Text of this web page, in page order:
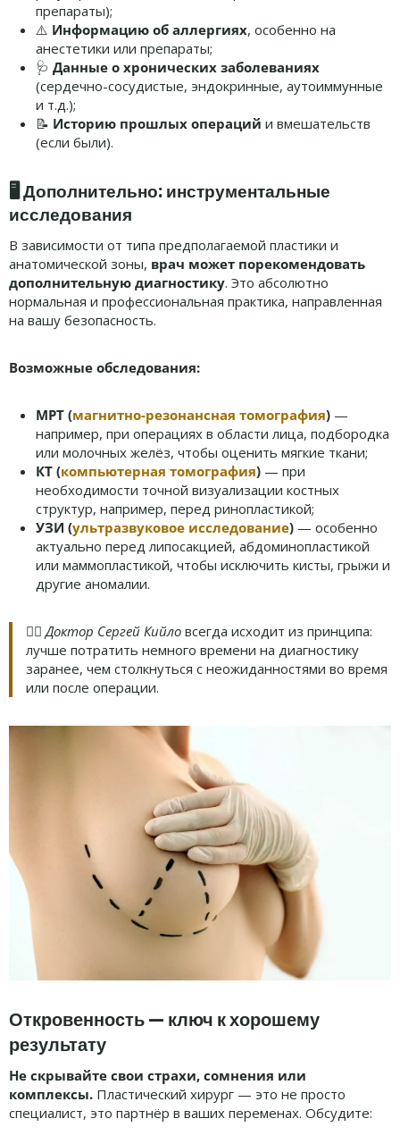
препараты);
⚠️ Информацию об аллергиях, особенно на
анестетики или препараты;
🩺 Данные о хронических заболеваниях
(сердечно-сосудистые, эндокринные, аутоиммунные
и т.д.);
📝 Историю прошлых операций и вмешательств
(если были).
🖥️ Дополнительно: инструментальные
исследования
В зависимости от типа предполагаемой пластики и
анатомической зоны, врач может порекомендовать
дополнительную диагностику. Это абсолютно
нормальная и профессиональная практика, направленная
на вашу безопасность.
Возможные обследования:
МРТ (магнитно-резонансная томография) —
например, при операциях в области лица, подбородка
или молочных желёз, чтобы оценить мягкие ткани;
КТ (компьютерная томография) — при
необходимости точной визуализации костных
структур, например, перед ринопластикой;
УЗИ (ультразвуковое исследование) — особенно
актуально перед липосакцией, абдоминопластикой
или маммопластикой, чтобы исключить кисты, грыжи и
другие аномалии.
👨‍⚕️ Доктор Сергей Кийло всегда исходит из принципа:
лучше потратить немного времени на диагностику
заранее, чем столкнуться с неожиданностями во время
или после операции.
Откровенность — ключ к хорошему
результату
Не скрывайте свои страхи, сомнения или
комплексы. Пластический хирург — это не просто
специалист, это партнёр в ваших переменах. Обсудите: